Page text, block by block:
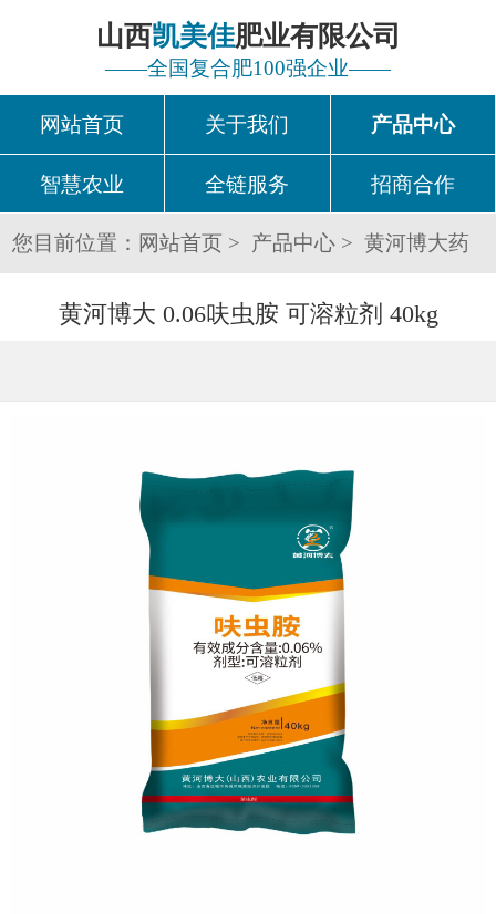
山西凯美佳肥业有限公司
——全国复合肥100强企业——
网站首页 关于我们 产品中心
智慧农业 全链服务 招商合作
您目前位置： 网站首页 产品中心 黄河博大药
黄河博大 0.06呋虫胺 可溶粒剂 40kg